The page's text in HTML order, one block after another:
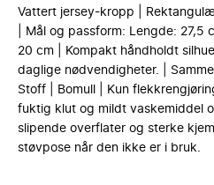
Vattert jersey-kropp |
| Mål og passform: Lengde: 27,5
20 cm | Kompakt håndholdt
daglige nødvendigheter. |
Stoff | Bomull | Kun
fuktig klut og mildt vaskemiddel
slipende overflater og sterke
støvpose når den ikke er i bruk.